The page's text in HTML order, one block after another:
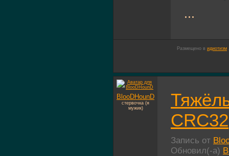
...
Размещено в идиотизм
BlooDHounD
стервочка (я
мужик)
Запись от
Обновил(-а)